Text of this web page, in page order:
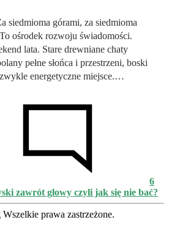
siedmioma górami, za siedmioma
ośrodek rozwoju świadomości.
lata. Stare drewniane chaty
pełne słońca i przestrzeni, boski
energetyczne miejsce.…
6
zawrót głowy czyli jak się nie bać?
prawa zastrzeżone.